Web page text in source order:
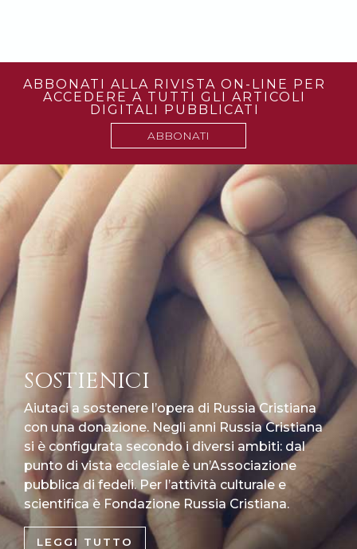
ABBONATI ALLA RIVISTA ON-LINE PER
ACCEDERE A TUTTI GLI ARTICOLI
DIGITALI PUBBLICATI
ABBONATI
SOSTIENICI
Aiutaci a sostenere l’opera di Russia Cristiana
con una donazione. Negli anni Russia Cristiana
si è configurata secondo i diversi ambiti: dal
punto di vista ecclesiale è un’Associazione
pubblica di fedeli. Per l’attività culturale e
scientifica è Fondazione Russia Cristiana.
LEGGI TUTTO